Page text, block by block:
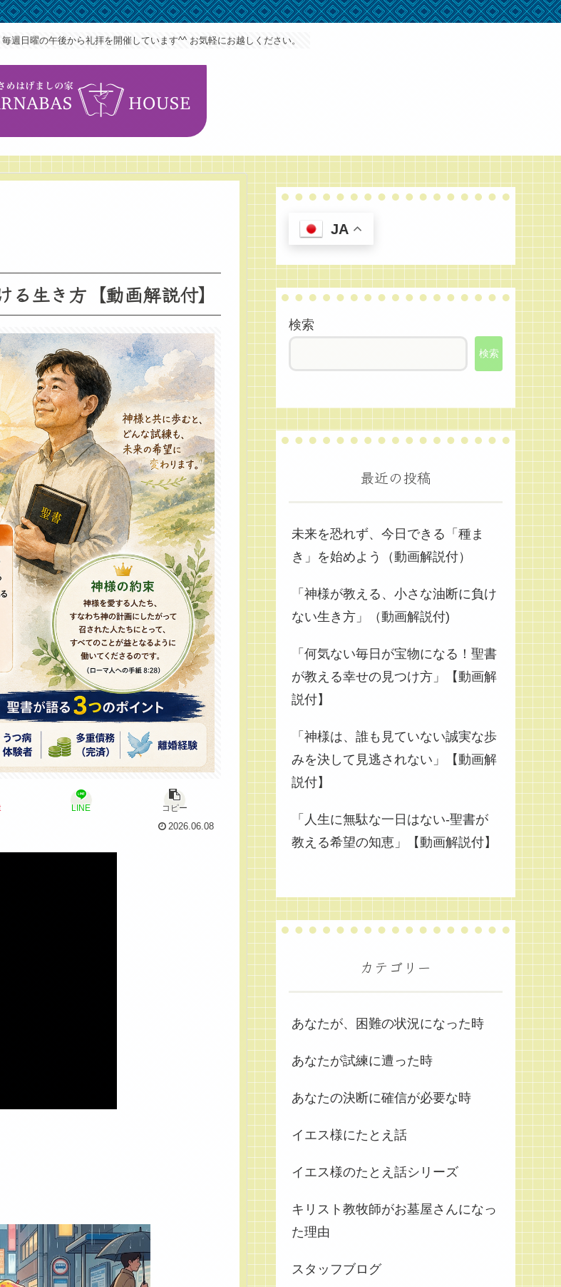
週日曜の午後から礼拝を開催しています^^ お気軽にお越しください。
生き方【動画解説付】
LINE
コピー
2026.06.08
JA
検索
検索
最近の投稿
未来を恐れず、今日できる「種ま
き」を始めよう（動画解説付）
「神様が教える、小さな油断に負け
ない生き方」（動画解説付)
「何気ない毎日が宝物になる！聖書
が教える幸せの見つけ方」【動画解
説付】
「神様は、誰も見ていない誠実な歩
みを決して見逃されない」【動画解
説付】
「人生に無駄な一日はない-聖書が
教える希望の知恵」【動画解説付】
カテゴリー
あなたが、困難の状況になった時
あなたが試練に遭った時
あなたの決断に確信が必要な時
イエス様にたとえ話
イエス様のたとえ話シリーズ
キリスト教牧師がお墓屋さんになっ
た理由
スタッフブログ